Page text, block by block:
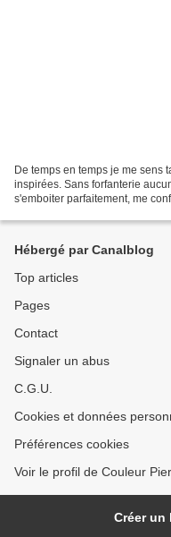
De temps en temps je me sens
inspirées. Sans forfanterie
s'emboiter parfaitement, me
Hébergé par Canalblog
Top articles
Pages
Contact
Signaler un abus
C.G.U.
Cookies et données
Préférences cookies
Voir le profil de Couleur
Créer un